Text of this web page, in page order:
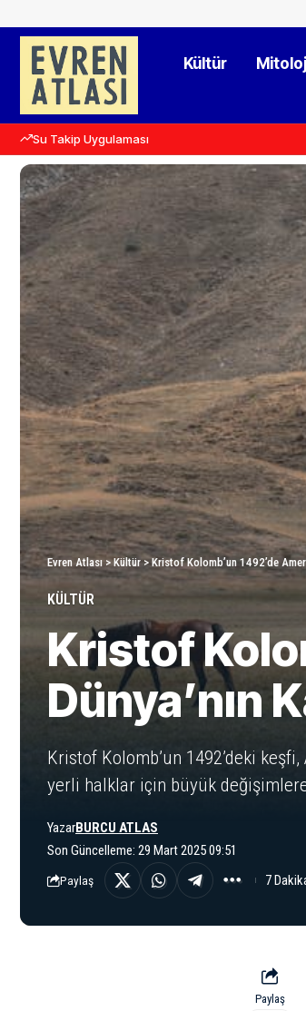
Kültür
Su Takip Uygulaması
Evren Atlası>Kültür>Kristof Kolomb’un 1492’de
KÜLTÜR
Kristof
Dünya’nın
Kristof Kolomb’un 1492’deki
yerli halklar için büyük
Son Güncelleme: 29 Mart 2025 09:51
YazarBURCU ATLAS
Paylaş 7
Paylaş